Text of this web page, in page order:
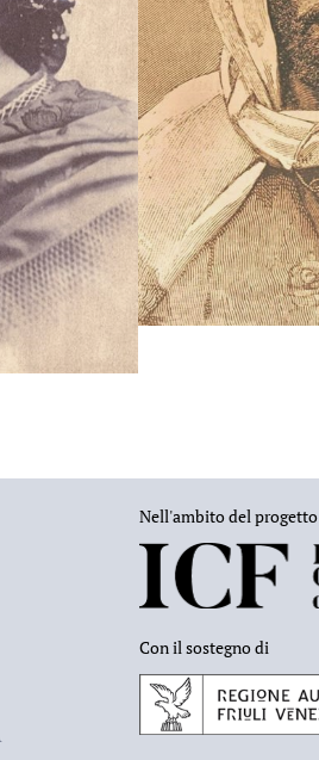
Nell'ambito del progetto
Con il sostegno di